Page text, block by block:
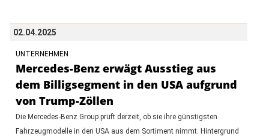
02.04.2025
UNTERNEHMEN
Mercedes-Benz erwägt Ausstieg aus
dem Billigsegment in den USA aufgrund
von Trump-Zöllen
Die Mercedes-Benz Group prüft derzeit, ob sie ihre günstigsten
Fahrzeugmodelle in den USA aus dem Sortiment nimmt. Hintergrund